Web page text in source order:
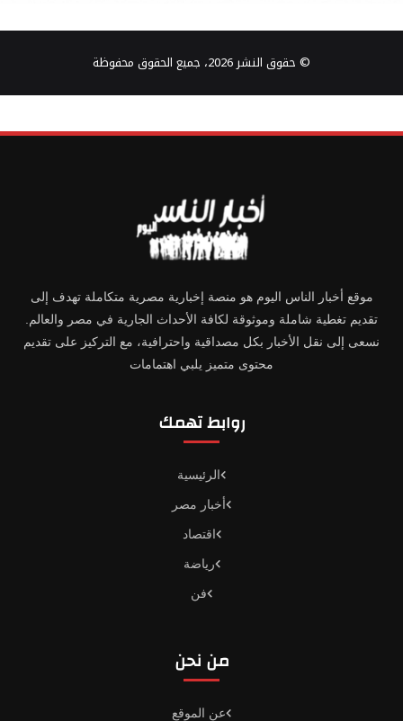
© حقوق النشر 2026، جميع الحقوق محفوظة
موقع أخبار الناس اليوم هو منصة إخبارية مصرية متكاملة تهدف إلى
تقديم تغطية شاملة وموثوقة لكافة الأحداث الجارية في مصر والعالم.
نسعى إلى نقل الأخبار بكل مصداقية واحترافية، مع التركيز على تقديم
محتوى متميز يلبي اهتمامات
روابط تهمك
الرئيسية
أخبار مصر
اقتصاد
رياضة
فن
من نحن
عن الموقع